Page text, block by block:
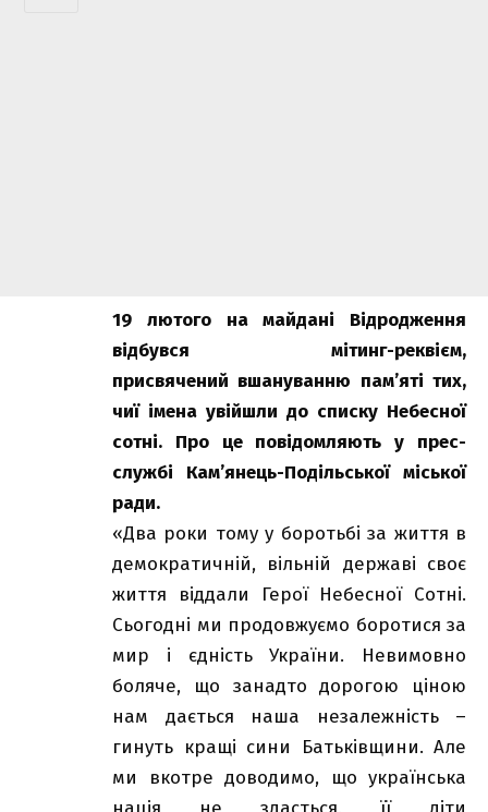
19 лютого на майдані Відродження
відбувся мітинг-реквієм,
присвячений вшануванню пам’яті тих,
чиї імена увійшли до списку Небесної
сотні. Про це повідомляють у прес-
службі Кам’янець-Подільської міської
ради.
«Два роки тому у боротьбі за життя в
демократичній, вільній державі своє
життя віддали Герої Небесної Сотні.
Сьогодні ми продовжуємо боротися за
мир і єдність України. Невимовно
боляче, що занадто дорогою ціною
нам дається наша незалежність –
гинуть кращі сини Батьківщини. Але
ми вкотре доводимо, що українська